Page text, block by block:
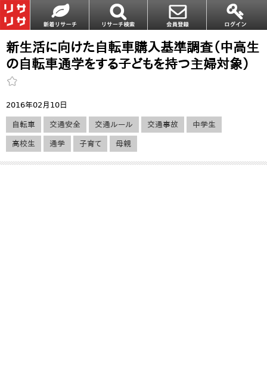
新生活に向けた自転車購入基準調査（中高生
の自転車通学をする子どもを持つ主婦対象）
2016年02月10日
自転車 交通安全 交通ルール 交通事故 中学生
高校生 通学 子育て 母親